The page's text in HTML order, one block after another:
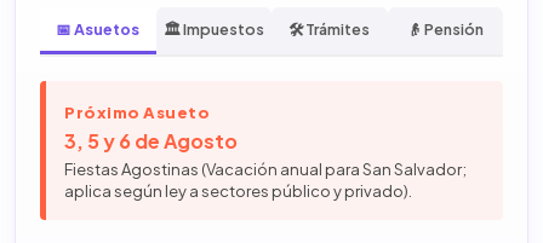
📅 Asuetos 🏛️ Impuestos 🛠️ Trámites 👴 Pensión
Próximo Asueto
3, 5 y 6 de Agosto
Fiestas Agostinas (Vacación anual para San Salvador;
aplica según ley a sectores público y privado).